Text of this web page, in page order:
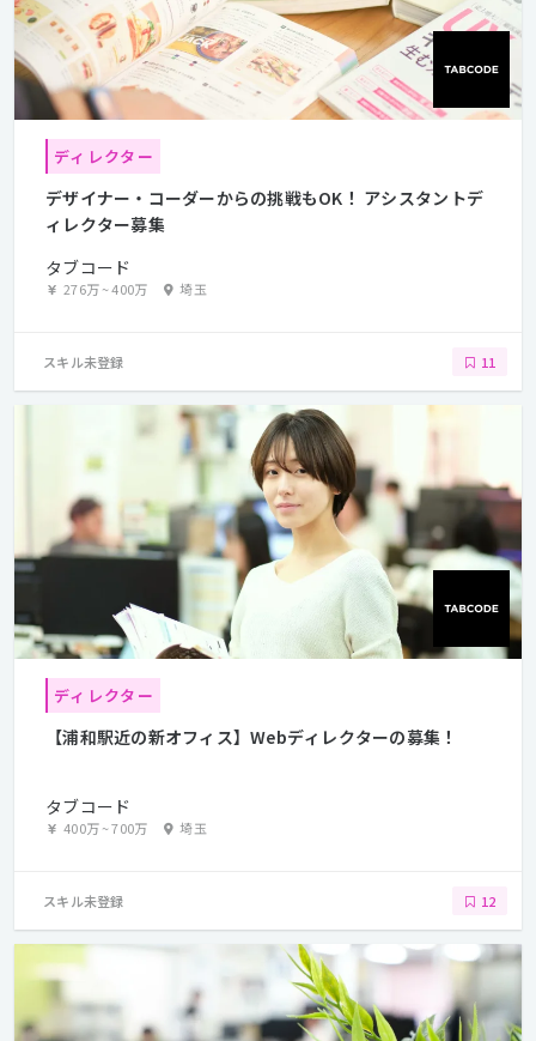
ディレクター
デザイナー・コーダーからの挑戦もOK！ アシスタントデ
ィレクター募集
タブコード
276万~400万 埼玉
スキル未登録 11
ディレクター
【浦和駅近の新オフィス】Webディレクターの募集！
タブコード
400万~700万 埼玉
スキル未登録 12